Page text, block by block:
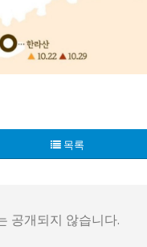
일부터 10월 30일까지
일부터 10월 24일까지
동그라미 표시 (정확한
목록
공개되지 않습니다.